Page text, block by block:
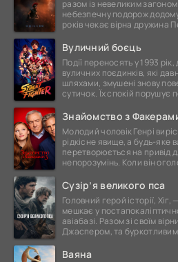
разом із невеликим
небезпечну подорож
років чекає вірна дружина
Вуличний боєць
Події переносять у 1993
вуличних поєдинків, які
шляхами, змушені знову
сутичок. Їх спокій порушує
Знайомство з
Молодий чоловік Генрі
рідкісне явище, а будь-яке
перетворюється на привід
непорозумінь. Коли він
Сузір’я великого пса
Головний герой історії, Хіг,
мешкає у
авіабазі. Разом зі своїм
Джаспером, та
Ваяна